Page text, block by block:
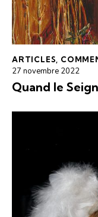
ARTICLES,
27 novembre 2022
Quand le